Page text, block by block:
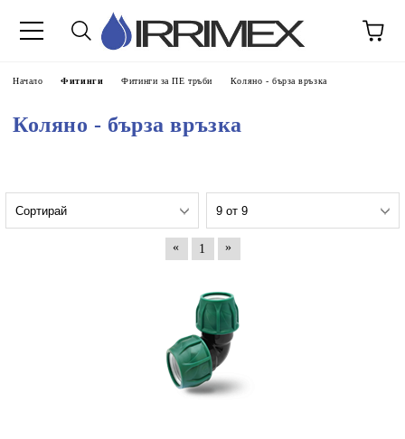
Начало Фитинги Фитинги за ПЕ тръби Коляно - бърза връзка
Коляно - бърза връзка
« 1 »